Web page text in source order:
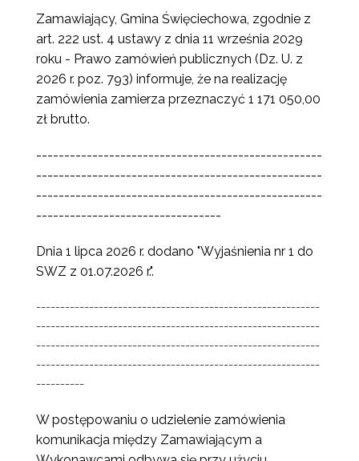
Zamawiający, Gmina Święciechowa, zgodnie z
art. 222 ust. 4 ustawy z dnia 11 września 2029
roku - Prawo zamówień publicznych (Dz. U. z
2026 r. poz. 793) informuje, że na realizację
zamówienia zamierza przeznaczyć 1 171 050,00
zł brutto.
---------------------------------------------------
---------------------------------------------------
---------------------------------------------------
---------------------------------
Dnia 1 lipca 2026 r. dodano "Wyjaśnienia nr 1 do
SWZ z 01.07.2026 r.".
-----------------------------------------------------------
-----------------------------------------------------------
-----------------------------------------------------------
-----------------------------------------------------------
----------
W postępowaniu o udzielenie zamówienia
komunikacja między Zamawiającym a